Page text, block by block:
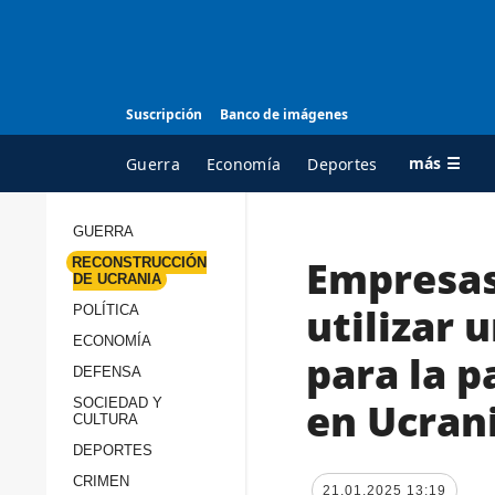
Suscripción Banco de imágenes
Guerra Economía Deportes más ☰
TODAS LAS
Reconstrucción de
GUERRA
RECONSTRUCCIÓN
DE UCRANIA
POLÍTICA
ECONOMÍA
DEFENSA
SOCIEDAD Y
CULTURA
DEPORTES
CRIMEN
utilizar
para la
en
21.01.2025 13:19